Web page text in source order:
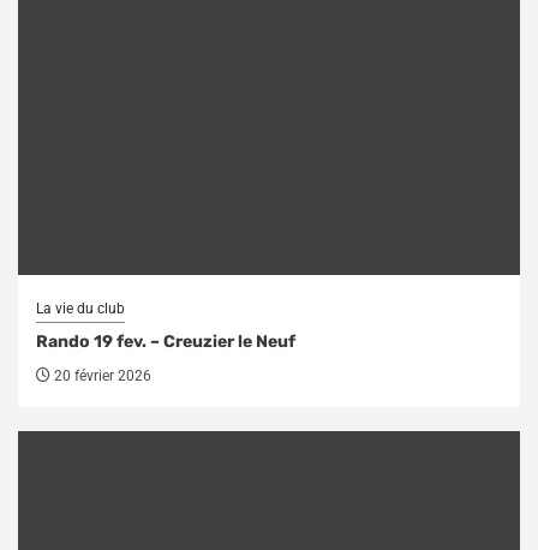
La vie du club
Rando 19 fev. – Creuzier le Neuf
20 février 2026